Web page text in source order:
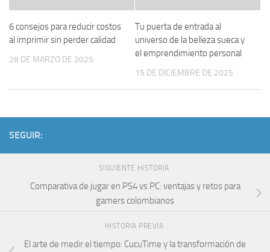
6 consejos para reducir costos
al imprimir sin perder calidad
28 DE MARZO DE 2025
Tu puerta de entrada al
universo de la belleza sueca y
el emprendimiento personal
15 DE DICIEMBRE DE 2025
SEGUIR:
SIGUIENTE HISTORIA
Comparativa de jugar en PS4 vs PC: ventajas y retos para
gamers colombianos
HISTORIA PREVIA
El arte de medir el tiempo: CucuTime y la transformación de